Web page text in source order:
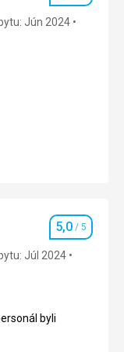
Jún 2024
5,0/ 5
Hodnotenie
5,0 / 5
Júl 2024
byli